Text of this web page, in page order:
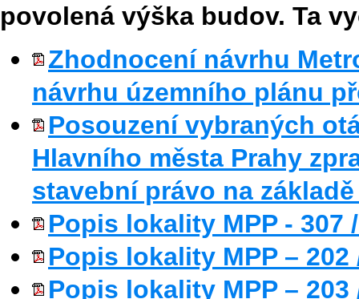
povolená výška budov. Ta
Zhodnocení návrhu
návrhu územního plánu
Posouzení vybraných
Hlavního města Prahy
stavební právo na
Popis lokality MPP - 307
Popis lokality MPP – 202
Popis lokality MPP –